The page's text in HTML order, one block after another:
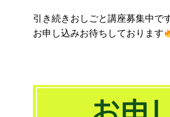
引き続きおしごと講座募集中で
お申し込みお待ちしております